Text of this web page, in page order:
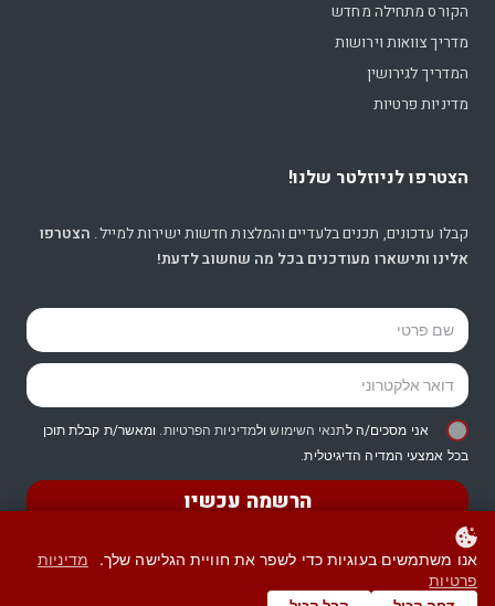
הקורס מתחילה מחדש
מדריך צוואות וירושות
המדריך לגירושין
מדיניות פרטיות
הצטרפו לניוזלטר שלנו!
קבלו עדכונים, תכנים בלעדיים והמלצות חדשות ישירות למייל. הצטרפו
אלינו ותישארו מעודכנים בכל מה שחשוב לדעת!
אני מסכים/ה לתנאי השימושולמדיניות הפרטיות. ומאשר/ת קבלת תוכן
בכל אמצעי המדיה הדיגיטלית.
הרשמה עכשיו
אנו משתמשים בעוגיות כדי לשפר את חוויית הגלישה שלך.
מדיניות
פרטיות